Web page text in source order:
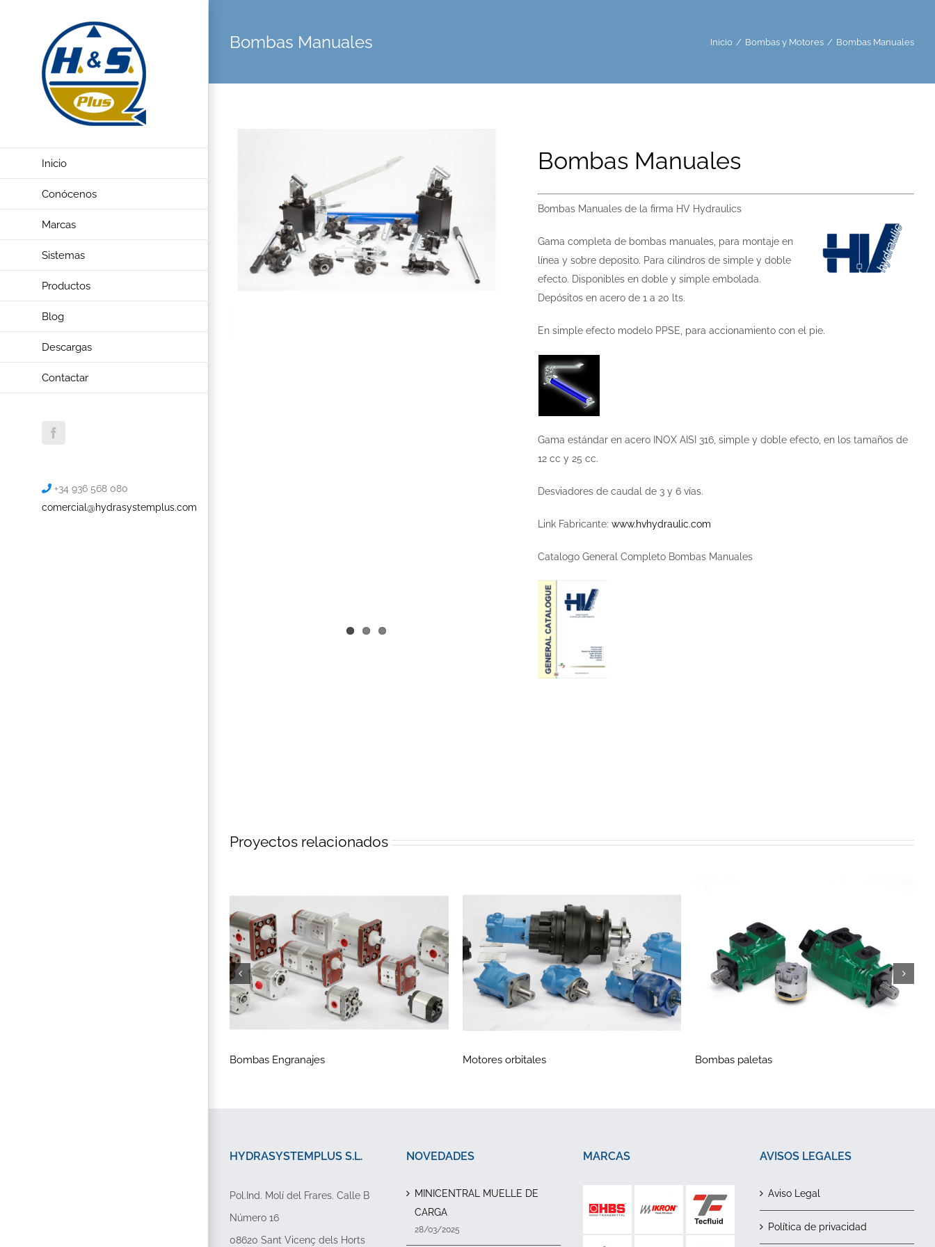
Inicio
Conócenos
Marcas
Sistemas
Productos
Blog
Descargas
Contactar
Facebook
+34 936 568 080
comercial@hydrasystemplus.com
Bombas Manuales Inicio / Bombas y Motores / Bombas Manuales
Bombas Manuales
Bombas Manuales de la firma HV Hydraulics
Gama completa de bombas manuales, para montaje en
línea y sobre deposito. Para cilindros de simple y doble
efecto. Disponibles en doble y simple embolada.
Depósitos en acero de 1 a 20 lts.
En simple efecto modelo PPSE, para accionamiento con el pie.
Gama estándar en acero INOX AISI 316, simple y doble efecto, en los tamaños de
12 cc y 25 cc.
Desviadores de caudal de 3 y 6 vías.
Link Fabricante: www.hvhydraulic.com
Catalogo General Completo Bombas Manuales
Proyectos relacionados
Bombas Engranajes Motores orbitales Bombas paletas
HYDRASYSTEMPLUS S.L.
Pol.Ind. Molí del Frares. Calle B
Número 16
08620 Sant Vicenç dels Horts
NOVEDADES
MINICENTRAL MUELLE DE
CARGA
28/03/2025
MARCAS AVISOS LEGALES
Aviso Legal
Política de privacidad